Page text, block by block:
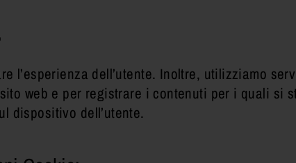
l’esperienza dell’utente. Inoltre, utilizziamo
web e per registrare i contenuti per i quali si
dispositivo dell’utente.